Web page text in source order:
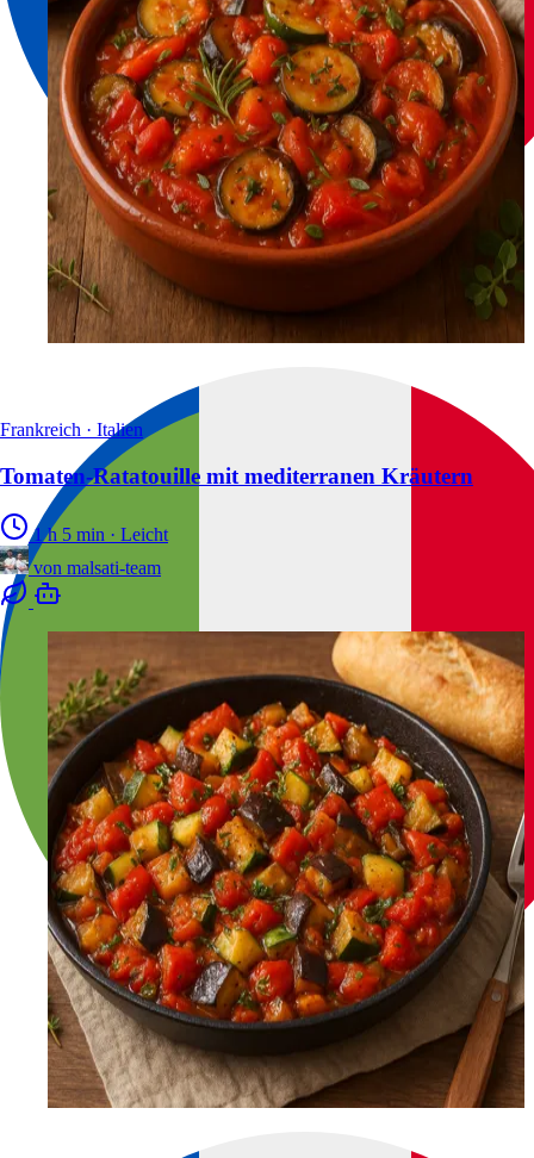
Frankreich · Italien
Tomaten-Ratatouille mit mediterranen Kräutern
1 h 5 min · Leicht
von malsati-team